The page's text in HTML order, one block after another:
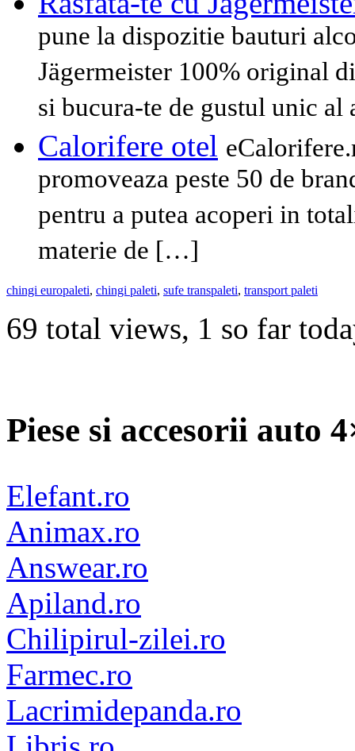
pune la dispozitie bauturi
Jägermeister 100% original
si bucura-te de gustul unic
Calorifere otel
promoveaza peste 50 de
pentru a putea acoperi in
materie de […]
chingi europaleti, chingi paleti, sufe transpaleti, transport paleti
69 total views, 1 so far
Piese si accesorii auto
Elefant.ro
Animax.ro
Answear.ro
Apiland.ro
Chilipirul-zilei.ro
Farmec.ro
Lacrimidepanda.ro